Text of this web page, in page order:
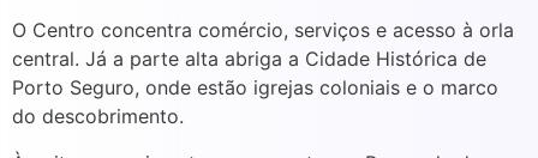
O Centro concentra comércio, serviços e acesso à orla
central. Já a parte alta abriga a Cidade Histórica de
Porto Seguro, onde estão igrejas coloniais e o marco
do descobrimento.